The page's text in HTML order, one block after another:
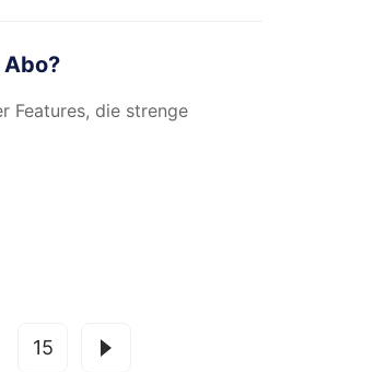
Features, die strenge
15